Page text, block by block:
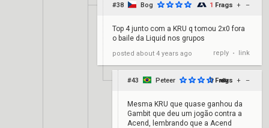
#38 Bog 1 Frags + –
Top 4 junto com a KRU q tomou 2x0 fora
o baile da Liquid nos grupos
posted about 4 years ago reply • link
#43 Peteer 0 Frags + –
Mesma KRU que quase ganhou da
Gambit que deu um jogão contra a
Acend, lembrando que a Acend